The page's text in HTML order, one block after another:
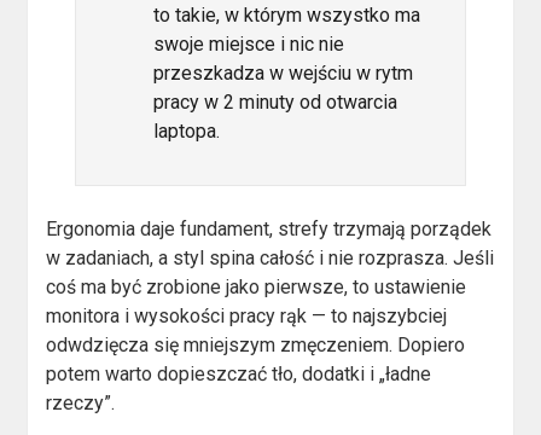
to takie, w którym wszystko ma
swoje miejsce i nic nie
przeszkadza w wejściu w rytm
pracy w 2 minuty od otwarcia
laptopa.
Ergonomia daje fundament, strefy trzymają porządek
w zadaniach, a styl spina całość i nie rozprasza. Jeśli
coś ma być zrobione jako pierwsze, to ustawienie
monitora i wysokości pracy rąk — to najszybciej
odwdzięcza się mniejszym zmęczeniem. Dopiero
potem warto dopieszczać tło, dodatki i „ładne
rzeczy”.